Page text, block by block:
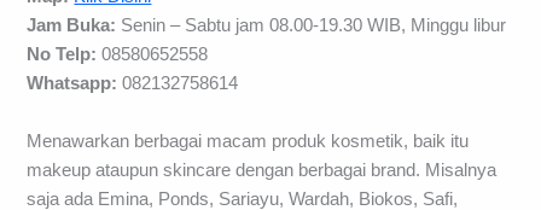
Jam Buka: Senin – Sabtu jam 08.00-19.30 WIB, Minggu libur
No Telp: 08580652558
Whatsapp: 082132758614
Menawarkan berbagai macam produk kosmetik, baik itu
makeup ataupun skincare dengan berbagai brand. Misalnya
saja ada Emina, Ponds, Sariayu, Wardah, Biokos, Safi,